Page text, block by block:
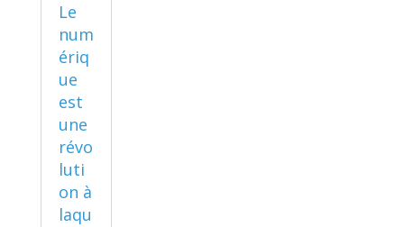
Le
num
ériq
ue
est
une
révo
luti
on à
laqu